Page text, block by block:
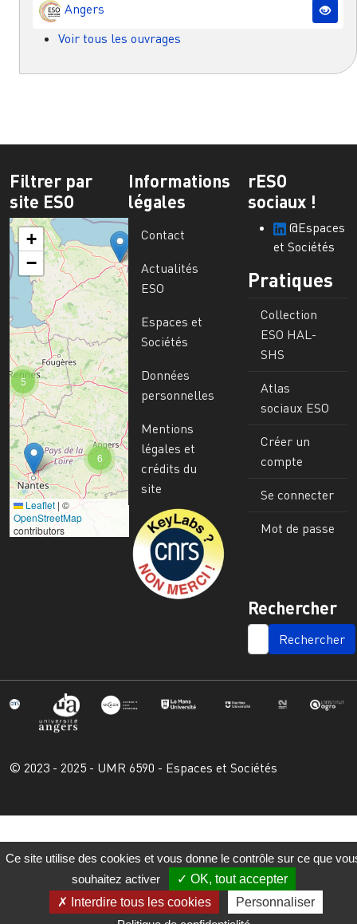
Angers
Voir tous les ouvrages
Filtrer par
site ESO
6
5
+
−
Leaflet | ©
OpenStreetMap
contributors
Informations
légales
Contact
Actualités
ESO
Espaces et
Sociétés
Données
personnelles
Mentions
légales et
crédits du
site
Image
rESO
sociaux !
@Espaces
et Sociétés
Pratiques
Collection
ESO HAL-
SHS
Atlas
sociaux ESO
Créer un
compte
Se connecter
Mot de passe
Rechercher
SEARCH
© 2023 - 2025 - UMR 6590 - Espaces et Sociétés
Ce site utilise des cookies et vous donne le contrôle sur ce que
souhaitez activer
OK, tout accepter
Interdire tous les cookies
Personnaliser